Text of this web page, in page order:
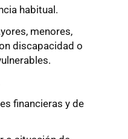
habitual.
menores,
discapacidad o
financieras y de